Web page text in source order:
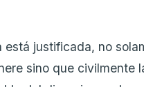
justificada, no
sino que civilmente